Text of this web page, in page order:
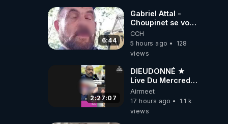
6:44
Gabriel Attal -
Choupinet se voit
en haut de
l'affiche
CCH
5 hours ago
128
views
2:27:07
DIEUDONNÉ ★
Live Du Mercredi
5 Août 2026
Airmeet
17 hours ago
1.1 k
views